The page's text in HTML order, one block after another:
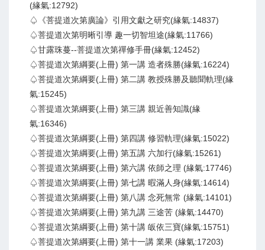
(緣氣:12792)
♤《菩提道次第廣論》引用文獻之研究(緣氣:14837)
♤菩提道次第明晰引導 趣一切智坦途(緣氣:11766)
♤甘露珠蔓--菩提道次第禪修手冊(緣氣:12452)
♤菩提道次第綱要(上冊) 第一講 造者殊勝(緣氣:16224)
♤菩提道次第綱要(上冊) 第二講 教授殊勝及聽聞軌理(緣
氣:15245)
♤菩提道次第綱要(上冊) 第三講 親近善知識(緣
氣:16346)
♤菩提道次第綱要(上冊) 第四講 修習軌理(緣氣:15022)
♤菩提道次第綱要(上冊) 第五講 六加行(緣氣:15261)
♤菩提道次第綱要(上冊) 第六講 依師之理 (緣氣:17746)
♤菩提道次第綱要(上冊) 第七講 暇滿人身(緣氣:14614)
♤菩提道次第綱要(上冊) 第八講 念死無常 (緣氣:14101)
♤菩提道次第綱要(上冊) 第九講 三途苦 (緣氣:14470)
♤菩提道次第綱要(上冊) 第十講 皈依三寶(緣氣:15751)
♤菩提道次第綱要(上冊) 第十一講 業果 (緣氣:17203)